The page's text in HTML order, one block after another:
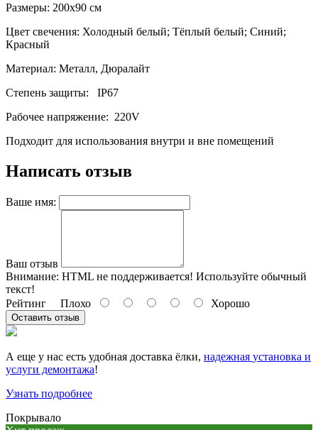
Размеры: 200х90 см
Цвет свечения: Холодный белый; Тёплый белый; Синий;
Красный
Материал: Металл, Дюралайт
Степень защиты: IP67
Рабочее напряжение: 220V
Подходит для использования внутри и вне помещений
Написать отзыв
Ваше имя:
Ваш отзыв
Внимание: HTML не поддерживается! Используйте обычный
текст!
Рейтинг Плохо Хорошо
Оставить отзыв
А еще у нас есть удобная доставка ёлки, надежная установка и
услуги демонтажа!
Узнать подробнее
Покрывало